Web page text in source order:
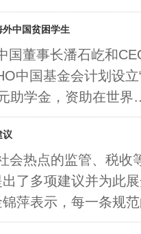
中国贫困学生
国董事长潘石屹和
中国基金会计划设立
助学金，资助在世
议
热点的监管、税收
了多项建议并为此
锦萍表示，每一条